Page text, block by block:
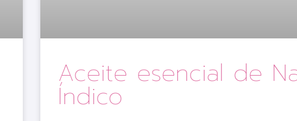
Aceite esencial de
Índico